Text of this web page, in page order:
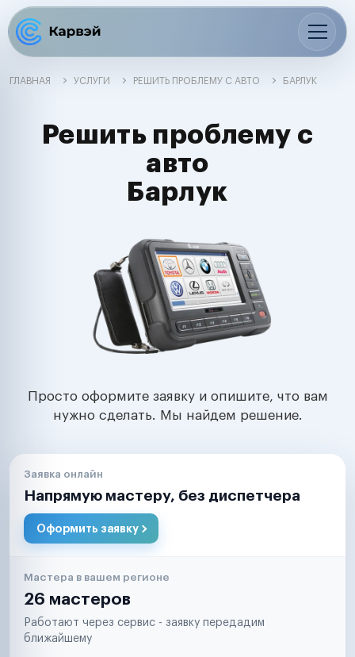
ГЛАВНАЯ УСЛУГИ РЕШИТЬ ПРОБЛЕМУ С АВТО БАРЛУК
Решить проблему с
авто
Барлук
Просто оформите заявку и опишите, что вам
нужно сделать. Мы найдем решение.
Заявка онлайн
Напрямую мастеру, без диспетчера
Оформить заявку
Мастера в вашем регионе
26 мастеров
Работают через сервис - заявку передадим
ближайшему